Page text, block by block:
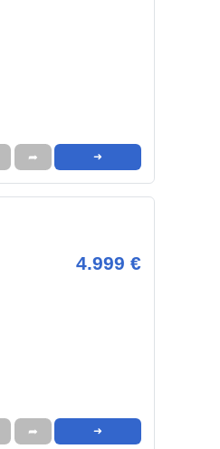
➦ ➜
4.999 €
➦ ➜